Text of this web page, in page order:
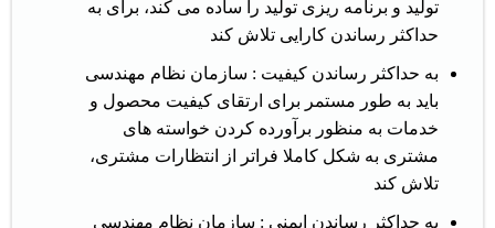
تولید و برنامه ریزی تولید را ساده می کند، برای به
حداکثر رساندن کارایی تلاش کند
به حداکثر رساندن کیفیت : سازمان نظام مهندسی
باید به طور مستمر برای ارتقای کیفیت محصول و
خدمات به منظور برآورده کردن خواسته های
مشتری به شکل کاملا فراتر از انتظارات مشتری،
تلاش کند
به حداکثر رساندن ایمنی : سازمان نظام مهندسی